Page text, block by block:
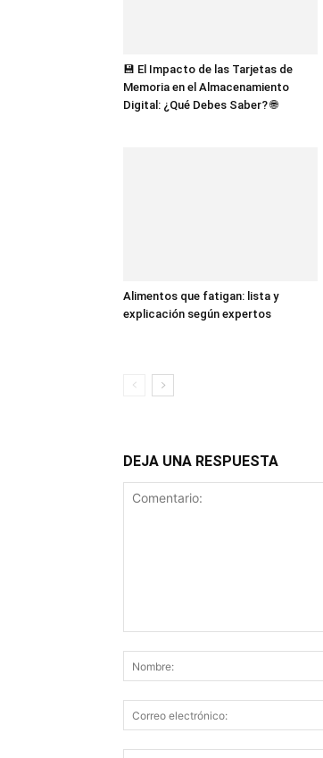
💾 El Impacto de las Tarjetas de
Memoria en el Almacenamiento
Digital: ¿Qué Debes Saber? 🌐
Alimentos que fatigan: lista y
explicación según expertos
DEJA UNA RESPUESTA